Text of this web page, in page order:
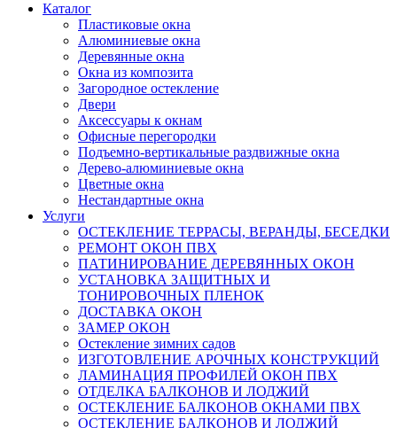
Каталог
Пластиковые окна
Алюминиевые окна
Деревянные окна
Окна из композита
Загородное остекление
Двери
Аксессуары к окнам
Офисные перегородки
Подъемно-вертикальные раздвижные окна
Дерево-алюминиевые окна
Цветные окна
Нестандартные окна
Услуги
ОСТЕКЛЕНИЕ ТЕРРАСЫ, ВЕРАНДЫ, БЕСЕДКИ
РЕМОНТ ОКОН ПВХ
ПАТИНИРОВАНИЕ ДЕРЕВЯННЫХ ОКОН
УСТАНОВКА ЗАЩИТНЫХ И
ТОНИРОВОЧНЫХ ПЛЕНОК
ДОСТАВКА ОКОН
ЗАМЕР ОКОН
Остекление зимних садов
ИЗГОТОВЛЕНИЕ АРОЧНЫХ КОНСТРУКЦИЙ
ЛАМИНАЦИЯ ПРОФИЛЕЙ ОКОН ПВХ
ОТДЕЛКА БАЛКОНОВ И ЛОДЖИЙ
ОСТЕКЛЕНИЕ БАЛКОНОВ ОКНАМИ ПВХ
ОСТЕКЛЕНИЕ БАЛКОНОВ И ЛОДЖИЙ